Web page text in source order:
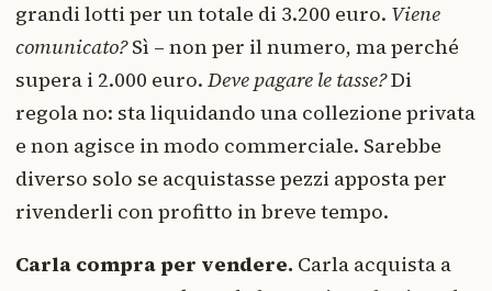
grandi lotti per un totale di 3.200 euro. Viene
comunicato?Sì – non per il numero, ma perché
supera i 2.000 euro. Deve pagare le tasse?Di
regola no: sta liquidando una collezione privata
e non agisce in modo commerciale. Sarebbe
diverso solo se acquistasse pezzi apposta per
rivenderli con profitto in breve tempo.
Carla compra per vendere. Carla acquista a